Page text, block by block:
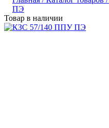
ПЭ
Товар в наличии